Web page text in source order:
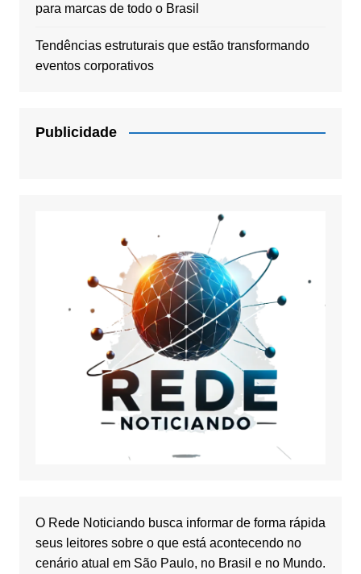
para marcas de todo o Brasil
Tendências estruturais que estão transformando
eventos corporativos
Publicidade
O Rede Noticiando busca informar de forma rápida
seus leitores sobre o que está acontecendo no
cenário atual em São Paulo, no Brasil e no Mundo.